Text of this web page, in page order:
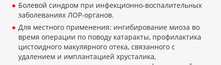
Болевой синдром при инфекционно-воспалительных
заболеваниях ЛОР-органов.
Для местного применения: ингибирование миоза во
время операции по поводу катаракты, профилактика
цистоидного макулярного отека, связанного с
удалением и имплантацией хрусталика,